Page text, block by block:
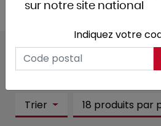
Intérieur :4
Trier 18 produits par
sur notre site national
Indiquez votre